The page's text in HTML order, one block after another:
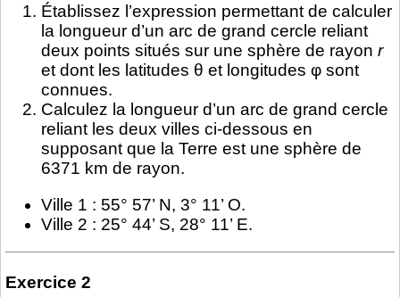
Établissez l’expression permettant de calculer
la longueur d’un arc de grand cercle reliant
deux points situés sur une sphère de rayon r
et dont les latitudes θ et longitudes φ sont
connues.
Calculez la longueur d’un arc de grand cercle
reliant les deux villes ci-dessous en
supposant que la Terre est une sphère de
6371 km de rayon.
Ville 1 : 55° 57’ N, 3° 11’ O.
Ville 2 : 25° 44’ S, 28° 11’ E.
Exercice 2